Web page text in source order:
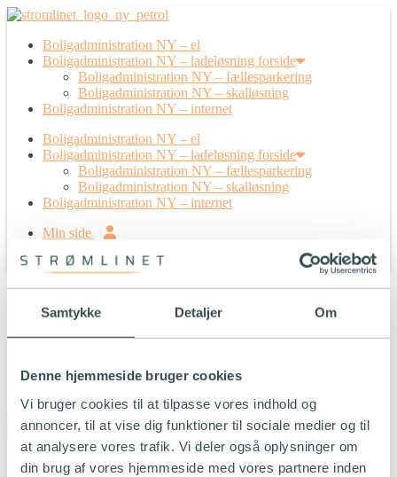
Samtykke Detaljer Om
Denne hjemmeside bruger cookies
Vi bruger cookies til at tilpasse vores indhold og
annoncer, til at vise dig funktioner til sociale medier og til
at analysere vores trafik. Vi deler også oplysninger om
din brug af vores hjemmeside med vores partnere inden
Boligadministration NY – el
Boligadministration NY – ladeløsning forside
Boligadministration NY – fællesparkering
Boligadministration NY – skalløsning
Boligadministration NY – internet
Boligadministration NY – el
Boligadministration NY – ladeløsning forside
Boligadministration NY – fællesparkering
Boligadministration NY – skalløsning
Boligadministration NY – internet
Min side
Min side
Strømlinet er et energiselskab, som gør det enkelt og billigt at være
elkunde i Danmark. Her kan du se dinerettighedersom elkunde,
Linkedin-in